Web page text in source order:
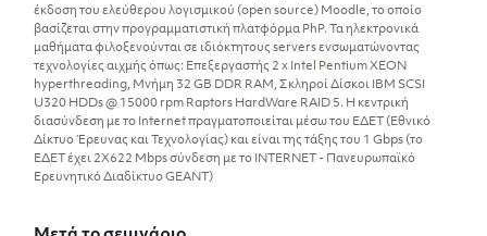
έκδοση του ελεύθερου λογισμικού (open source) Moodle, το οποίο
βασίζεται στην προγραμματιστική πλατφόρμα PhP. Τα ηλεκτρονικά
μαθήματα φιλοξενούνται σε ιδιόκτητους servers ενσωματώνοντας
τεχνολογίες αιχμής όπως: Επεξεργαστής 2 x Intel Pentium XEON
hyperthreading, Μνήμη 32 GB DDR RAM, Σκληροί Δίσκοι IBM SCSI
U320 HDDs @ 15000 rpm Raptors HardWare RAID 5. Η κεντρική
διασύνδεση με το Internet πραγματοποιείται μέσω του ΕΔΕΤ (Εθνικό
Δίκτυο Έρευνας και Τεχνολογίας) και είναι της τάξης του 1 Gbps (το
ΕΔΕΤ έχει 2Χ622 Mbps σύνδεση με το INTERNET - Πανευρωπαϊκό
Ερευνητικό Διαδίκτυο GEANT)